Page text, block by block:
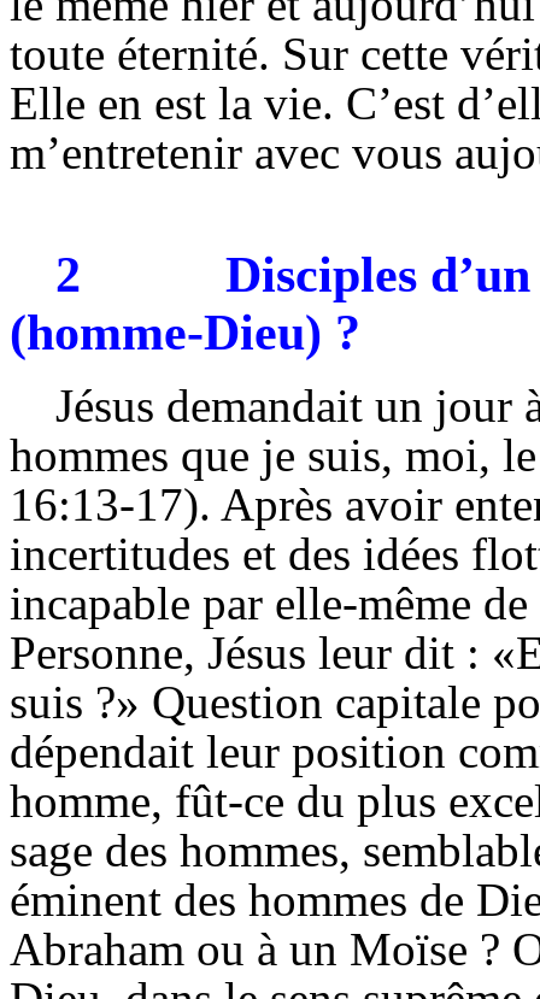
toute éternité. Sur cette
Elle en est la vie. C’est
m’entretenir avec vous
2
Disciples
(homme-Dieu) ?
Jésus demandait un jour
hommes que je suis, moi,
16:13-17). Après avoir
incertitudes et des idées
incapable par elle-même
Personne, Jésus leur dit :
suis ?» Question capitale
dépendait leur position
homme, fût-ce du plus
sage des hommes,
éminent des hommes de
Abraham ou à un Moïse ?